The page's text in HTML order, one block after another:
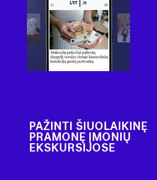
PAŽINTI ŠIUOLAIKINĘ
PRAMONĘ ĮMONIŲ
EKSKURSIJOSE